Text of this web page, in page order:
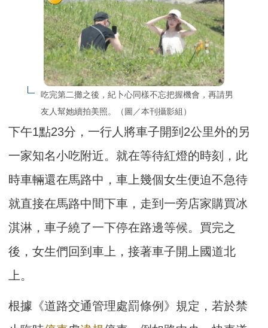
吃完第二攤之後，紀卜心同樣不忘把握機會，再請男
友人幫她續拍美照。（圖／本刊攝影組）
下午1點23分，一行人將車子開到2公里外的另
一家知名小吃附近。就在等待紅燈的時刻，此
時車輛還在馬路中，車上幾個女生便迫不急待
就直接在馬路中間下車，走到一旁店家購買冰
淇淋，車子繞了一下停在路邊等候。買完之
後，女生們回到車上，接著車子開上國道北
上。
根據《道路交通管理處罰條例》規定，若於禁